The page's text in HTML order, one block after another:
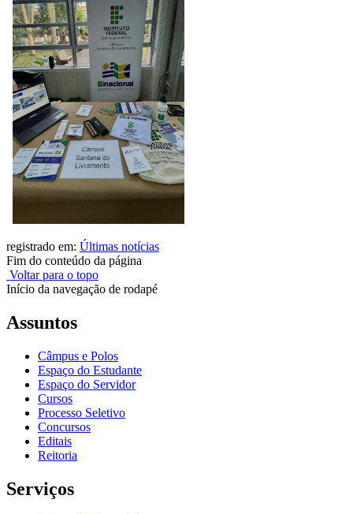
registrado em: Últimas notícias
Fim do conteúdo da página
Voltar para o topo
Início da navegação de rodapé
Assuntos
Câmpus e Polos
Espaço do Estudante
Espaço do Servidor
Cursos
Processo Seletivo
Concursos
Editais
Reitoria
Serviços